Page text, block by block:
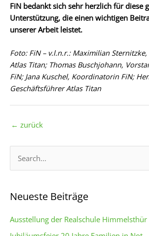
FiN bedankt sich sehr herzlich für diese
Unterstützung, die einen wichtigen
unserer Arbeit leistet.
Foto: FiN – v.l.n.r.: Maximilian
Atlas Titan; Thomas Buschjohann,
FiN; Jana Kuschel, Koordinatorin FiN;
Geschäftsführer Atlas Titan
← zurück
h
n
Neueste Beiträge
Ausstellung der Realschule Himmelsthür